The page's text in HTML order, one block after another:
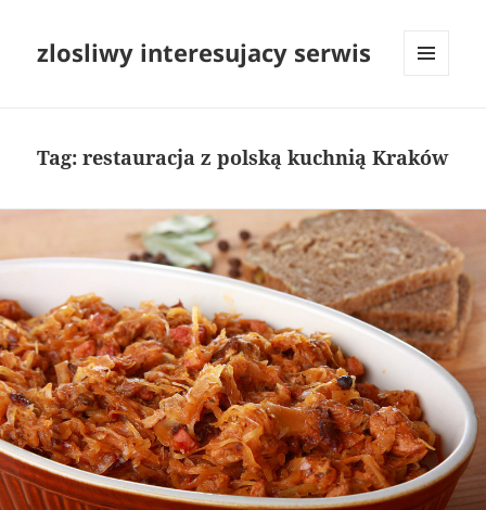
zlosliwy interesujacy serwis
Tag:restauracja z polską kuchnią Kraków